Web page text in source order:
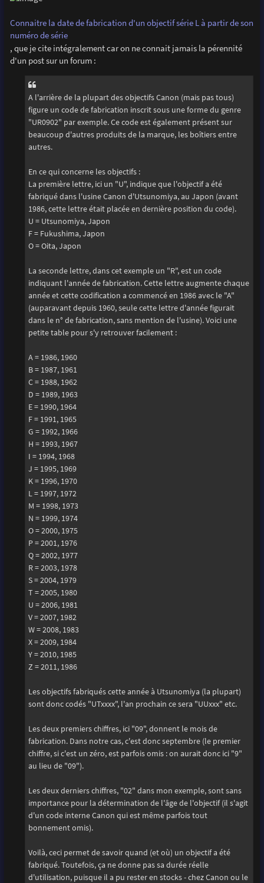
Connaitre la date de fabrication d'un objectif série L à partir de son
numéro de série
, que je cite intégralement car on ne connait jamais la pérennité
d'un post sur un forum :
A l'arrière de la plupart des objectifs Canon (mais pas tous)
figure un code de fabrication inscrit sous une forme du genre
"UR0902" par exemple. Ce code est également présent sur
beaucoup d'autres produits de la marque, les boîtiers entre
autres.
En ce qui concerne les objectifs :
La première lettre, ici un "U", indique que l'objectif a été
fabriqué dans l'usine Canon d'Utsunomiya, au Japon (avant
1986, cette lettre était placée en dernière position du code).
U = Utsunomiya, Japon
F = Fukushima, Japon
O = Oita, Japon
La seconde lettre, dans cet exemple un "R", est un code
indiquant l'année de fabrication. Cette lettre augmente chaque
année et cette codification a commencé en 1986 avec le "A"
(auparavant depuis 1960, seule cette lettre d'année figurait
dans le n° de fabrication, sans mention de l'usine). Voici une
petite table pour s'y retrouver facilement :
A = 1986, 1960
B = 1987, 1961
C = 1988, 1962
D = 1989, 1963
E = 1990, 1964
F = 1991, 1965
G = 1992, 1966
H = 1993, 1967
I = 1994, 1968
J = 1995, 1969
K = 1996, 1970
L = 1997, 1972
M = 1998, 1973
N = 1999, 1974
O = 2000, 1975
P = 2001, 1976
Q = 2002, 1977
R = 2003, 1978
S = 2004, 1979
T = 2005, 1980
U = 2006, 1981
V = 2007, 1982
W = 2008, 1983
X = 2009, 1984
Y = 2010, 1985
Z = 2011, 1986
Les objectifs fabriqués cette année à Utsunomiya (la plupart)
sont donc codés "UTxxxx", l'an prochain ce sera "UUxxx" etc.
Les deux premiers chiffres, ici "09", donnent le mois de
fabrication. Dans notre cas, c'est donc septembre (le premier
chiffre, si c'est un zéro, est parfois omis : on aurait donc ici "9"
au lieu de "09").
Les deux derniers chiffres, "02" dans mon exemple, sont sans
importance pour la détermination de l'âge de l'objectif (il s'agit
d'un code interne Canon qui est même parfois tout
bonnement omis).
Voilà, ceci permet de savoir quand (et où) un objectif a été
fabriqué. Toutefois, ça ne donne pas sa durée réelle
d'utilisation, puisque il a pu rester en stocks - chez Canon ou le